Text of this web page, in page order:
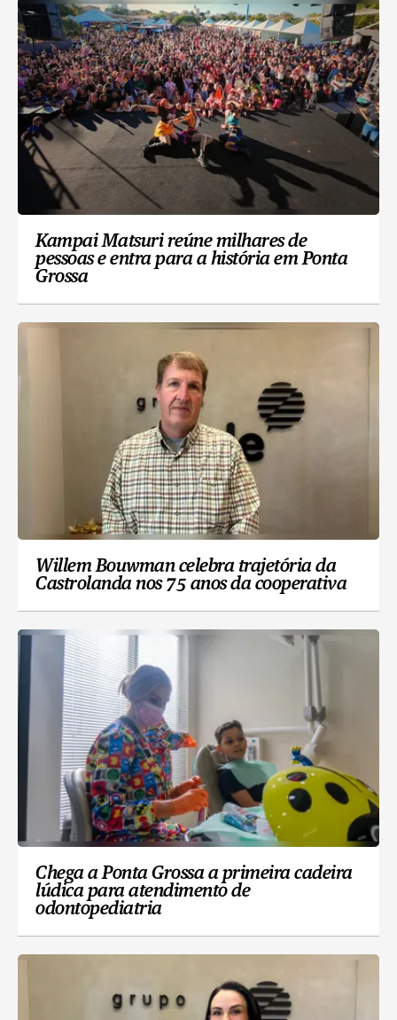
Kampai Matsuri reúne milhares de
pessoas e entra para a história em Ponta
Grossa
Willem Bouwman celebra trajetória da
Castrolanda nos 75 anos da cooperativa
Chega a Ponta Grossa a primeira cadeira
lúdica para atendimento de
odontopediatria